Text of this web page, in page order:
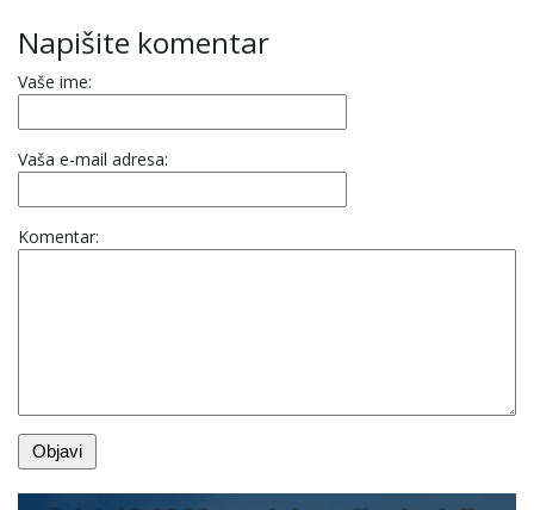
Napišite komentar
Vaše ime:
Vaša e-mail adresa:
Komentar: